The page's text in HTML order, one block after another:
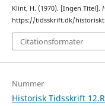
Klint, H. (1970). [Ingen Titel].
https://tidsskrift.dk/
Citationsformater
Nummer
Historisk Tidsskrift